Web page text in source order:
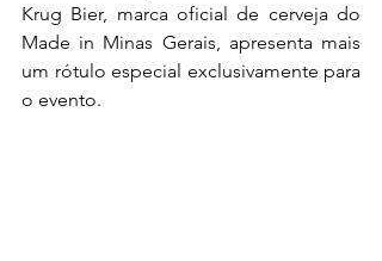
Krug Bier, marca oficial de cerveja do
Made in Minas Gerais, apresenta mais
um rótulo especial exclusivamente para
o evento.